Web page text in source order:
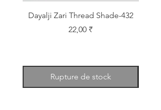
Dayalji Zari Thread Shade-432
Prix
22,00 ₹
Rupture de stock